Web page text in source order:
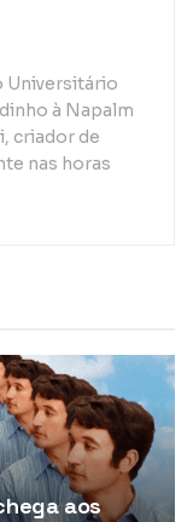
Universitário
à Napalm
criador de
nas horas
aos